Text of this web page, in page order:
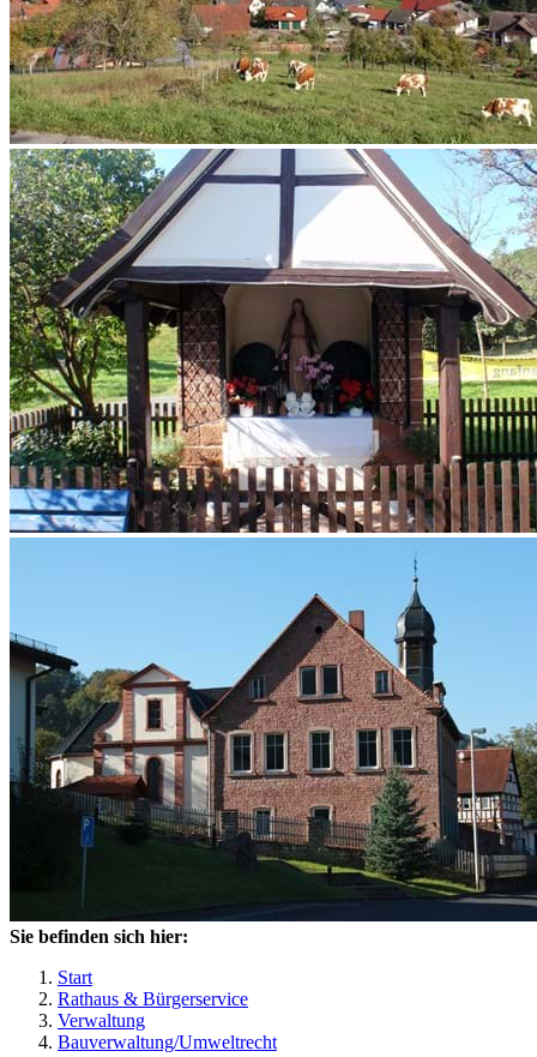
Sie befinden sich hier:
Start
Rathaus & Bürgerservice
Verwaltung
Bauverwaltung/Umweltrecht